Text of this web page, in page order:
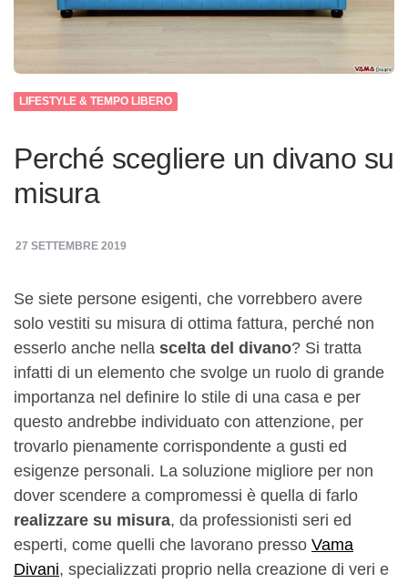
LIFESTYLE & TEMPO LIBERO
Perché scegliere un divano su
misura
27 SETTEMBRE 2019
Se siete persone esigenti, che vorrebbero avere
solo vestiti su misura di ottima fattura, perché non
esserlo anche nella scelta del divano? Si tratta
infatti di un elemento che svolge un ruolo di grande
importanza nel definire lo stile di una casa e per
questo andrebbe individuato con attenzione, per
trovarlo pienamente corrispondente a gusti ed
esigenze personali. La soluzione migliore per non
dover scendere a compromessi è quella di farlo
realizzare su misura, da professionisti seri ed
esperti, come quelli che lavorano presso Vama
Divani, specializzati proprio nella creazione di veri e